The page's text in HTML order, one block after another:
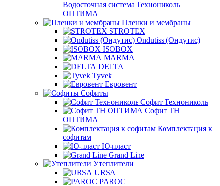
Водосточная система Технониколь
ОПТИМА
Пленки и мембраны
STROTEX
Ondutiss (Ондутис)
ISOBOX
MARMA
DELTA
Tyvek
Евровент
Софиты
Софит Технониколь
Софит ТН
ОПТИМА
Комплектация к
софитам
Ю-пласт
Grand Line
Утеплители
URSA
PAROC